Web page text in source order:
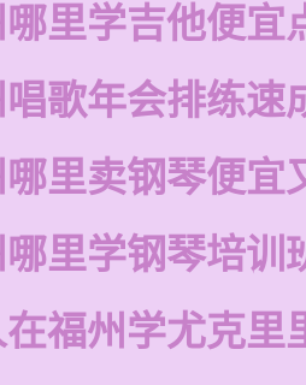
里学吉他便宜
歌年会排练速
里卖钢琴便宜
里学钢琴培训
福州学尤克里